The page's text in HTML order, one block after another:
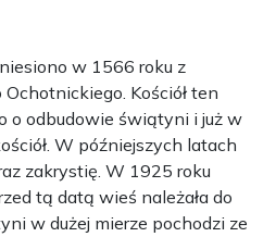
w 1566 roku z
Kościół ten
o odbudowie świątyni i już w
W późniejszych latach
zakrystię. W 1925 roku
tą datą wieś należała do
w dużej mierze pochodzi ze